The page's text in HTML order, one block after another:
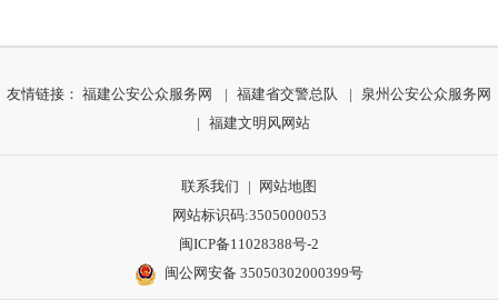
友情链接：福建公安公众服务网 | 福建省交警总队 |
泉州公安公众服务网
| 福建文明风网站
联系我们 |
网站地图
网站标识码:3505000053
闽ICP备11028388号-2
闽公网安备 35050302000399号